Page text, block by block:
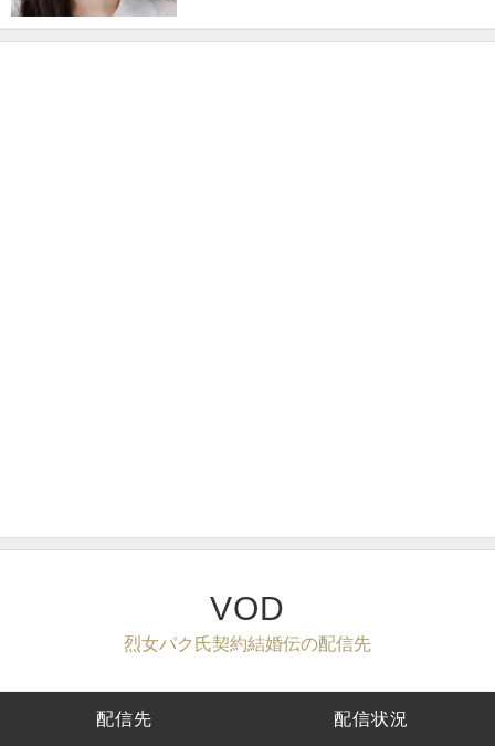
VOD
烈女パク氏契約結婚伝の配信先
配信先 配信状況